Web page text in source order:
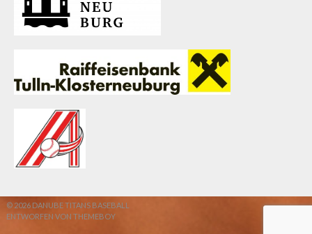
© 2026 DANUBE TITANS BASEBALL
ENTWORFEN VON THEMEBOY